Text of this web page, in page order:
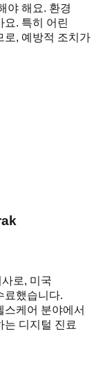
야 해요. 환경
요. 특히 어린
로, 예방적 조치가
로, 미국
료했습니다.
스케어 분야에서
는 디지털 진료